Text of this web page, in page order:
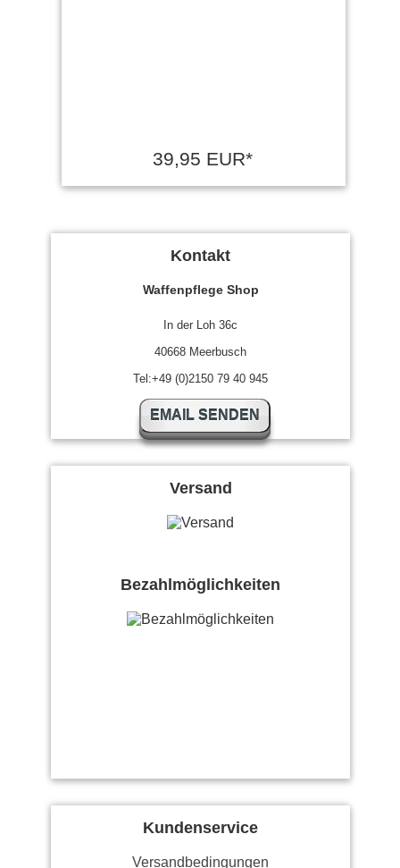
39,95 EUR*
Kontakt
Waffenpflege Shop
In der Loh 36c
40668 Meerbusch
Tel:+49 (0)2150 79 40 945
EMAIL SENDEN
Versand
Bezahlmöglichkeiten
Kundenservice
Versandbedingungen